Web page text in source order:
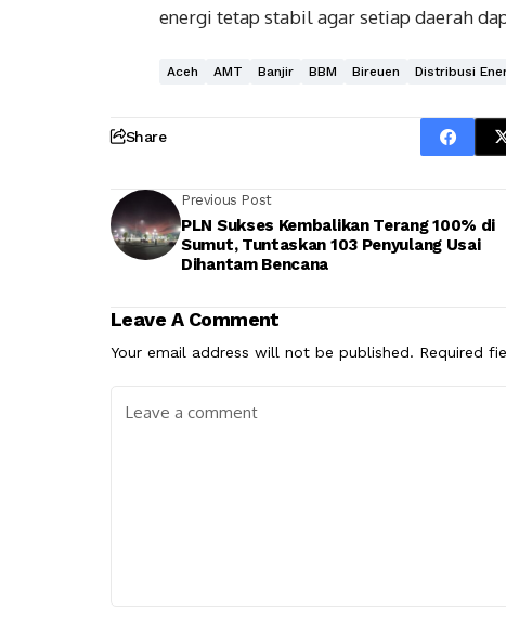
energi tetap stabil agar setiap daerah
Aceh AMT Banjir BBM Bireuen Distribusi
Share
Previous Post
PLN Sukses Kembalikan Terang 100% di
Sumut, Tuntaskan 103 Penyulang Usai
Dihantam Bencana
Leave A Comment
Your email address will not be published. Required